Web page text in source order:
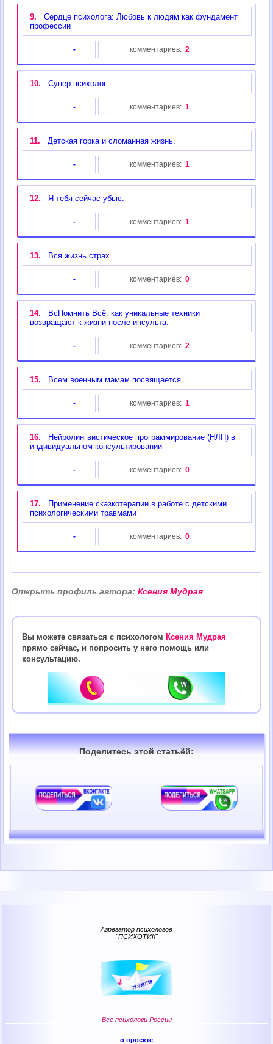
9.
Сердце психолога: Любовь к людям как фундамент
профессии
- комментариев: 2
10. Супер психолог
- комментариев: 1
11. Детская горка и сломанная жизнь.
- комментариев: 1
12. Я тебя сейчас убью.
- комментариев: 1
13. Вся жизнь страх.
- комментариев: 0
14.
ВсПомнить Всё: как уникальные техники
возвращают к жизни после инсульта.
- комментариев: 2
15. Всем военным мамам посвящается
- комментариев: 1
16.
Нейролингвистическое программирование (НЛП) в
индивидуальном консультировании
- комментариев: 0
17.
Применение сказкотерапии в работе с детскими
психологическими травмами
- комментариев: 0
Открыть профиль автора: Ксения Мудрая
Вы можете связаться с психологом Ксения Мудрая
прямо сейчас, и попросить у него помощь или
консультацию.
Поделитесь этой статьёй:
Агрегатор психологов
"ПСИХОТИК"
Все психологи России
о проекте